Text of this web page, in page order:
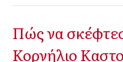
Πώς να
Κορνήλιο